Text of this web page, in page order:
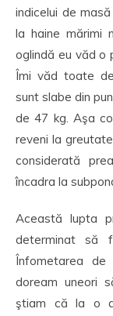
indicelui de
la haine mărimi
oglindă eu văd o
Îmi văd toate
sunt slabe din
de 47 kg. Aşa
reveni la
considerată
încadra la
Această lupta
determinat să
Înfometarea de
doream uneori
ştiam că la o